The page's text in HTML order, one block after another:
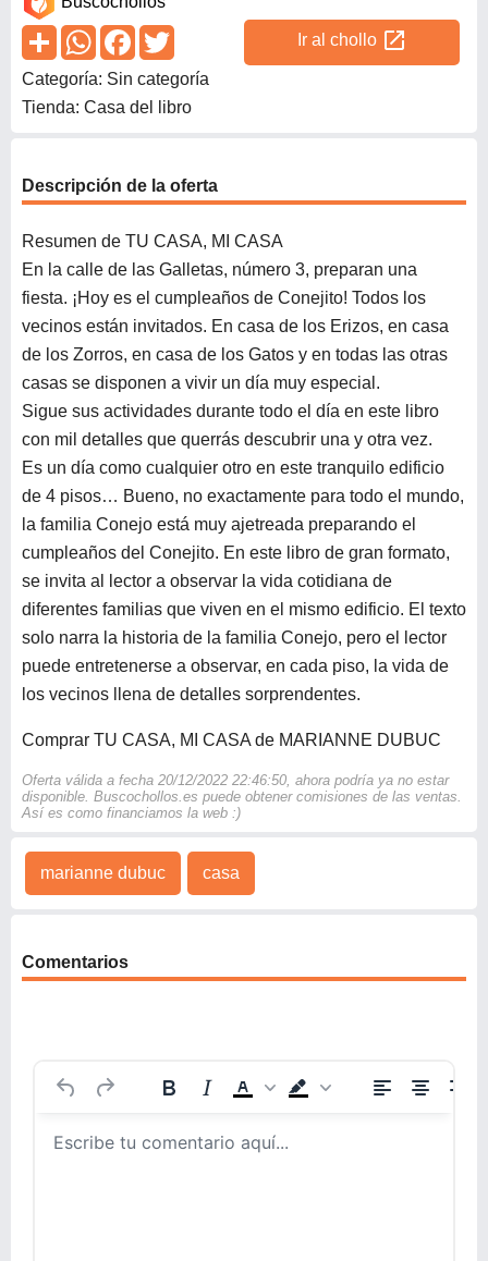
Ir al chollo open_in_new
Categoría: Sin categoría
Tienda: Casa del libro
Descripción de la oferta
Resumen de TU CASA, MI CASA
En la calle de las Galletas, número 3, preparan una
fiesta. ¡Hoy es el cumpleaños de Conejito! Todos los
vecinos están invitados. En casa de los Erizos, en casa
de los Zorros, en casa de los Gatos y en todas las otras
casas se disponen a vivir un día muy especial.
Sigue sus actividades durante todo el día en este libro
con mil detalles que querrás descubrir una y otra vez.
Es un día como cualquier otro en este tranquilo edificio
de 4 pisos… Bueno, no exactamente para todo el mundo,
la familia Conejo está muy ajetreada preparando el
cumpleaños del Conejito. En este libro de gran formato,
se invita al lector a observar la vida cotidiana de
diferentes familias que viven en el mismo edificio. El texto
solo narra la historia de la familia Conejo, pero el lector
puede entretenerse a observar, en cada piso, la vida de
los vecinos llena de detalles sorprendentes.
Comprar TU CASA, MI CASA de MARIANNE DUBUC
Oferta válida a fecha 20/12/2022 22:46:50, ahora podría ya no estar
disponible. Buscochollos.es puede obtener comisiones de las ventas.
Así es como financiamos la web :)
marianne dubuc casa
Comentarios